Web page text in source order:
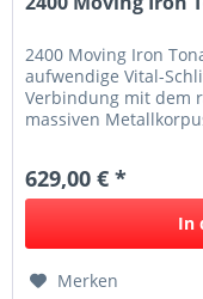
2400 Moving Iron
aufwendige Vital-
Verbindung mit dem
massiven
629,00 € *
In
Merken